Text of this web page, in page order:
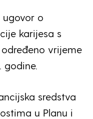
o
karijesa s
vrijeme
godine.
sredstva
u Planu i